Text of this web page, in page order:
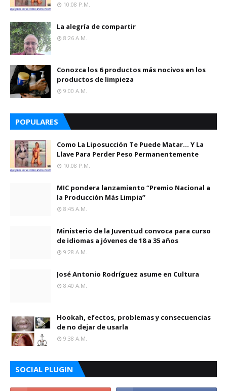
10:08 P.m.
La alegría de compartir
8:26 A.m.
Conozca los 6 productos más nocivos en los
productos de limpieza
9:00 A.m.
POPULARES
Como La Liposucción Te Puede Matar… Y La
Llave Para Perder Peso Permanentemente
10:08 P.m.
MIC pondera lanzamiento “Premio Nacional a
la Producción Más Limpia”
8:45 A.m.
Ministerio de la Juventud convoca para curso
de idiomas a jóvenes de 18 a 35 años
9:28 A.m.
José Antonio Rodríguez asume en Cultura
8:40 A.m.
Hookah, efectos, problemas y consecuencias
de no dejar de usarla
9:38 A.m.
SOCIAL PLUGIN